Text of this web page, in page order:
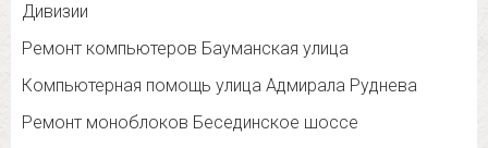
Дивизии
Ремонт компьютеров Бауманская улица
Компьютерная помощь улица Адмирала Руднева
Ремонт моноблоков Бесединское шоссе